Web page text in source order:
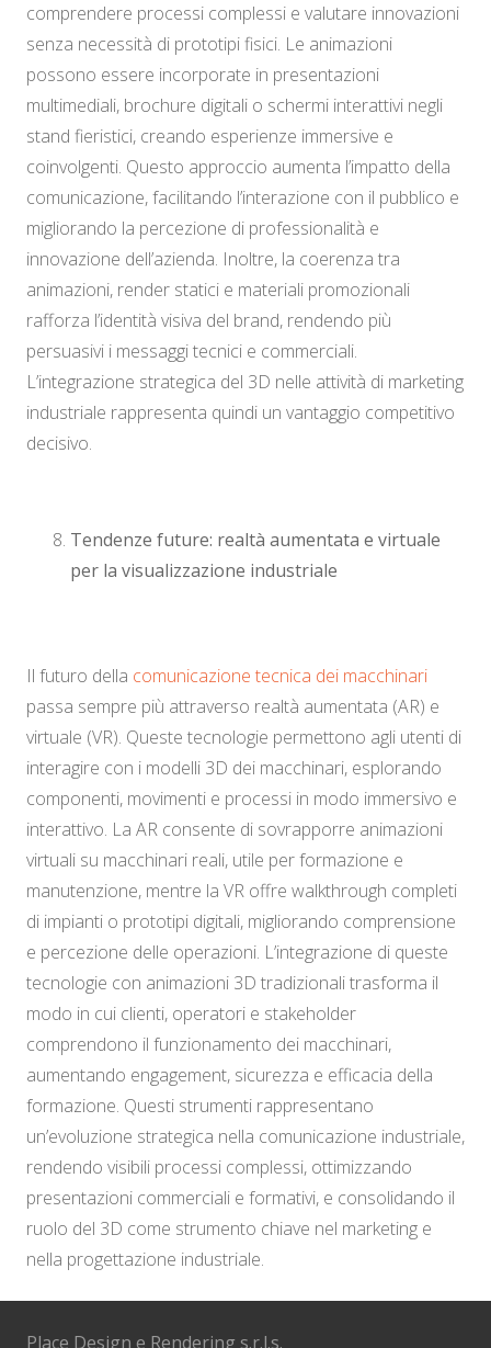
comprendere processi complessi e valutare innovazioni
senza necessità di prototipi fisici. Le animazioni
possono essere incorporate in presentazioni
multimediali, brochure digitali o schermi interattivi negli
stand fieristici, creando esperienze immersive e
coinvolgenti. Questo approccio aumenta l’impatto della
comunicazione, facilitando l’interazione con il pubblico e
migliorando la percezione di professionalità e
innovazione dell’azienda. Inoltre, la coerenza tra
animazioni, render statici e materiali promozionali
rafforza l’identità visiva del brand, rendendo più
persuasivi i messaggi tecnici e commerciali.
L’integrazione strategica del 3D nelle attività di marketing
industriale rappresenta quindi un vantaggio competitivo
decisivo.
Tendenze future: realtà aumentata e virtuale
per la visualizzazione industriale
Il futuro della comunicazione tecnica dei macchinari
passa sempre più attraverso realtà aumentata (AR) e
virtuale (VR). Queste tecnologie permettono agli utenti di
interagire con i modelli 3D dei macchinari, esplorando
componenti, movimenti e processi in modo immersivo e
interattivo. La AR consente di sovrapporre animazioni
virtuali su macchinari reali, utile per formazione e
manutenzione, mentre la VR offre walkthrough completi
di impianti o prototipi digitali, migliorando comprensione
e percezione delle operazioni. L’integrazione di queste
tecnologie con animazioni 3D tradizionali trasforma il
modo in cui clienti, operatori e stakeholder
comprendono il funzionamento dei macchinari,
aumentando engagement, sicurezza e efficacia della
formazione. Questi strumenti rappresentano
un’evoluzione strategica nella comunicazione industriale,
rendendo visibili processi complessi, ottimizzando
presentazioni commerciali e formativi, e consolidando il
ruolo del 3D come strumento chiave nel marketing e
nella progettazione industriale.
Place Design e Rendering s.r.l.s.